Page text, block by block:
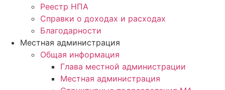
Реестр НПА
Справки о доходах и расходах
Благодарности
Местная администрация
Общая информация
Глава местной администрации
Местная администрация